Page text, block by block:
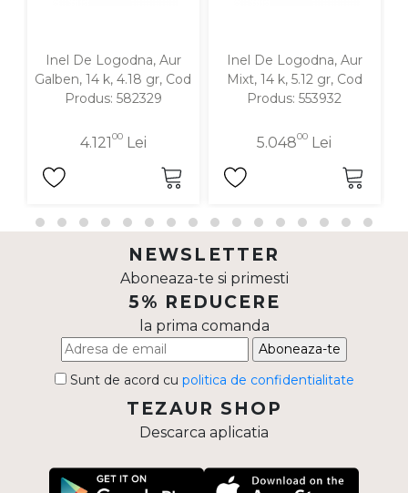
Inel De Logodna, Aur
Galben, 14 k, 4.18 gr, Cod
Produs: 582329
4.12100Lei
Inel De Logodna, Aur
Mixt, 14 k, 5.12 gr, Cod
Produs: 553932
5.04800 Lei
NEWSLETTER
Aboneaza-te si primesti
5% REDUCERE
la prima comanda
Aboneaza-te
Sunt de acord cu politica de confidentialitate
TEZAUR SHOP
Descarca aplicatia